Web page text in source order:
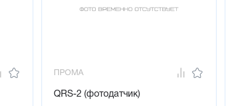
ПРОМА
QRS-2 (фотодатчик)